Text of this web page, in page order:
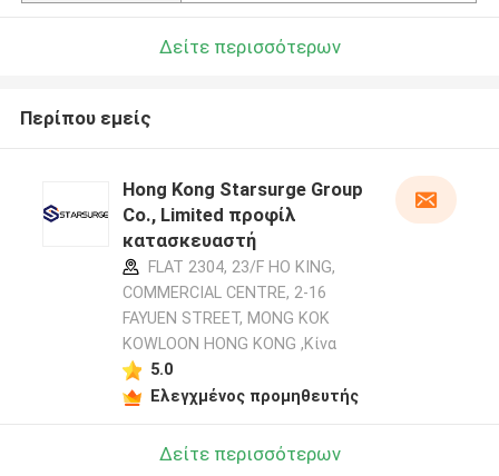
Δείτε περισσότερων
Περίπου εμείς
Hong Kong Starsurge Group
Co., Limited προφίλ
κατασκευαστή
FLAT 2304, 23/F HO KING,
COMMERCIAL CENTRE, 2-16
FAYUEN STREET, MONG KOK
KOWLOON HONG KONG ,Κίνα
5.0
Ελεγχμένος προμηθευτής
Δείτε περισσότερων